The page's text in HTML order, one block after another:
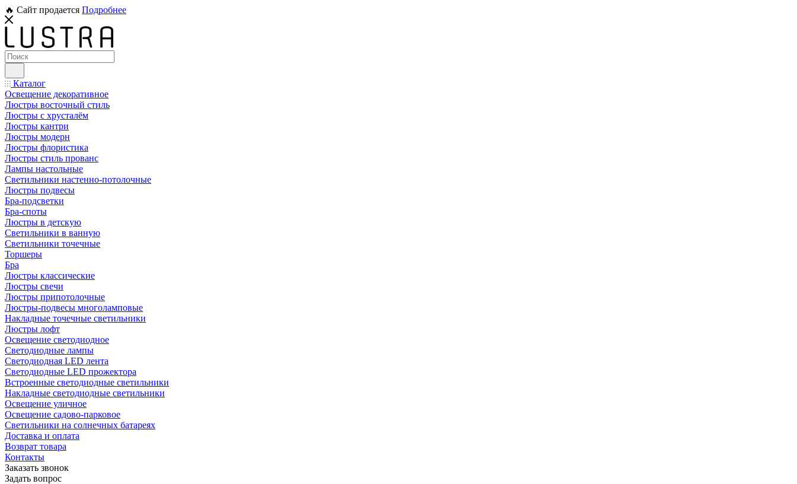
🔥 Сайт продается Подробнее
Каталог
Освещение декоративное
Люстры восточный стиль
Люстры с хрусталём
Люстры кантри
Люстры модерн
Люстры флористика
Люстры стиль прованс
Лампы настольные
Светильники настенно-потолочные
Люстры подвесы
Бра-подсветки
Бра-споты
Люстры в детскую
Светильники в ванную
Светильники точечные
Торшеры
Бра
Люстры классические
Люстры свечи
Люстры припотолочные
Люстры-подвесы многоламповые
Накладные точечные светильники
Люстры лофт
Освещение светодиодное
Светодиодные лампы
Светодиодная LED лента
Светодиодные LED прожектора
Встроенные светодиодные светильники
Накладные светодиодные светильники
Освещение уличное
Освещение садово-парковое
Светильники на солнечных батареях
Доставка и оплата
Возврат товара
Контакты
Заказать звонок
Задать вопрос